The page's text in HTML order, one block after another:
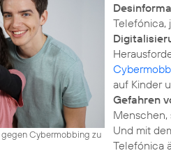
gegen Cybermobbing zu
Telefónica,
auf Kinder
Gefahren
Menschen,
Und mit
Telefónica